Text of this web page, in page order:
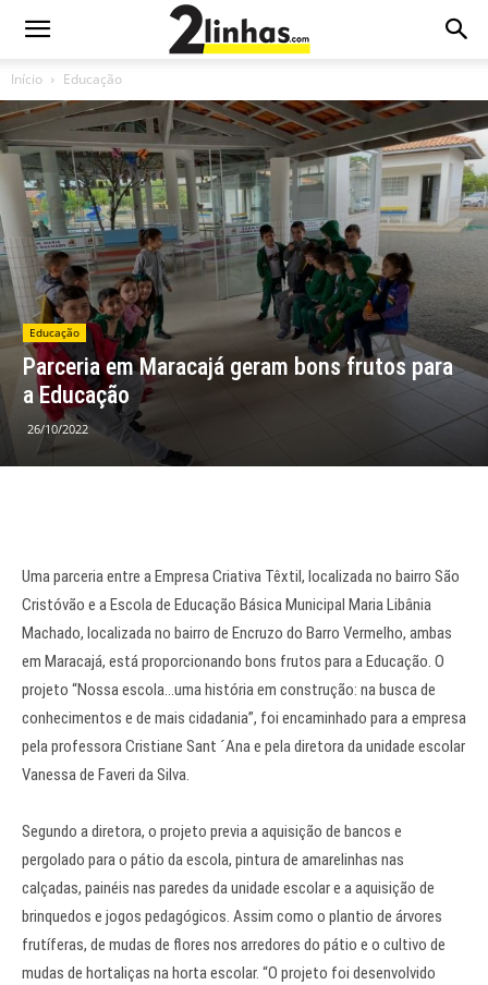
Início Educação
Educação
Parceria em Maracajá geram bons frutos para
a Educação
26/10/2022
Uma parceria entre a Empresa Criativa Têxtil, localizada no bairro São
Cristóvão e a Escola de Educação Básica Municipal Maria Libânia
Machado, localizada no bairro de Encruzo do Barro Vermelho, ambas
em Maracajá, está proporcionando bons frutos para a Educação. O
projeto “Nossa escola…uma história em construção: na busca de
conhecimentos e de mais cidadania”, foi encaminhado para a empresa
pela professora Cristiane Sant ´Ana e pela diretora da unidade escolar
Vanessa de Faveri da Silva.
Segundo a diretora, o projeto previa a aquisição de bancos e
pergolado para o pátio da escola, pintura de amarelinhas nas
calçadas, painéis nas paredes da unidade escolar e a aquisição de
brinquedos e jogos pedagógicos. Assim como o plantio de árvores
frutíferas, de mudas de flores nos arredores do pátio e o cultivo de
mudas de hortaliças na horta escolar. “O projeto foi desenvolvido